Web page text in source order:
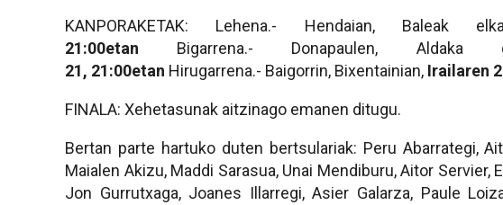
KANPORAKETAK: Lehena.- Hendaian, Baleak
21:00etan Bigarrena.- Donapaulen, Aldaka
21, 21:00etan Hirugarrena.- Baigorrin, Bixentainian, Irailaren
FINALA: Xehetasunak aitzinago emanen ditugu.
Bertan parte hartuko duten bertsulariak: Peru Abarrategi,
Maialen Akizu, Maddi Sarasua, Unai Mendiburu, Aitor Servier,
Jon Gurrutxaga, Joanes Illarregi, Asier Galarza, Paule